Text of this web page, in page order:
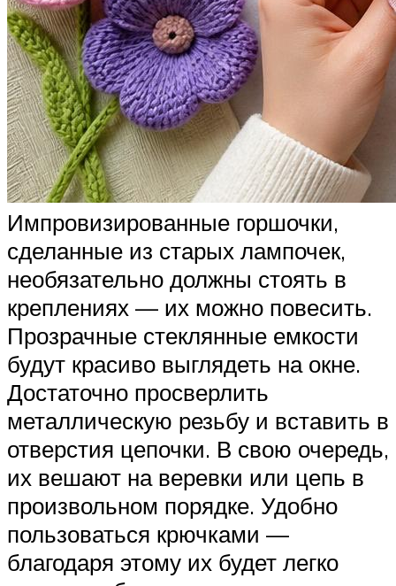
Импровизированные горшочки,
сделанные из старых лампочек,
необязательно должны стоять в
креплениях — их можно повесить.
Прозрачные стеклянные емкости
будут красиво выглядеть на окне.
Достаточно просверлить
металлическую резьбу и вставить в
отверстия цепочки. В свою очередь,
их вешают на веревки или цепь в
произвольном порядке. Удобно
пользоваться крючками —
благодаря этому их будет легко